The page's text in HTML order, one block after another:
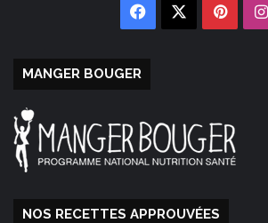
Facebook
MANGER BOUGER
NOS RECETTES APPROUVÉES